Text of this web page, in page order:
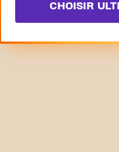
CHOISIR